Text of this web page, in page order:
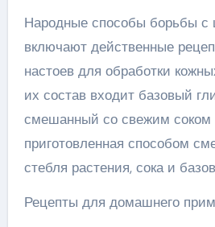
Народные способы борьбы
включают действенные
настоев для обработки
их состав входит базовый
смешанный со свежим соком
приготовленная способом
стебля растения, сока и
Рецепты для домашнего